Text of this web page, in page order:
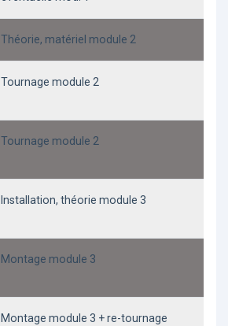
Théorie, matériel module 2
Tournage module 2
Tournage module 2
Installation, théorie module 3
Montage module 3
Montage module 3 + re-tournage